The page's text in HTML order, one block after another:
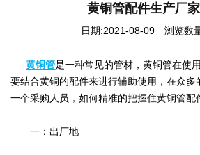
黄铜管配件生产厂
日期:2021-08-09 浏览数
黄铜管是一种常见的管材，黄铜管在使
要结合黄铜的配件来进行辅助使用，在众多
一个采购人员，如何精准的把握住黄铜管配
一：出厂地